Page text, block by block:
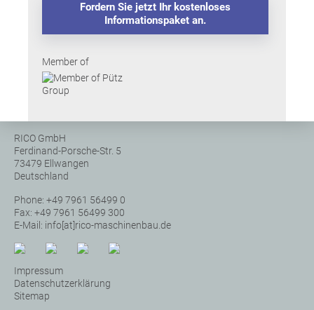
Fordern Sie jetzt Ihr kostenloses
Informationspaket an.
Member of
RICO GmbH
Ferdinand-Porsche-Str. 5
73479 Ellwangen
Deutschland
Phone: +49 7961 56499 0
Fax: +49 7961 56499 300
E-Mail: info[at]rico-maschinenbau.de
Impressum
Datenschutzerklärung
Sitemap